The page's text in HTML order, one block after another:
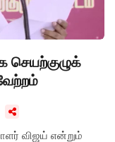
செயற்குழுக்
விஜய் என்றும்